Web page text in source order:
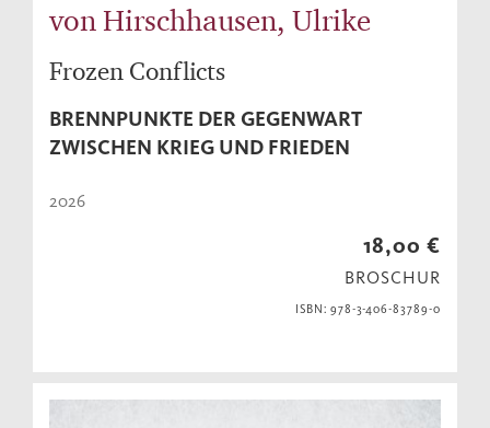
von Hirschhausen, Ulrike
Frozen Conflicts
BRENNPUNKTE DER GEGENWART
ZWISCHEN KRIEG UND FRIEDEN
2026
18,00 €
BROSCHUR
ISBN: 978-3-406-83789-0